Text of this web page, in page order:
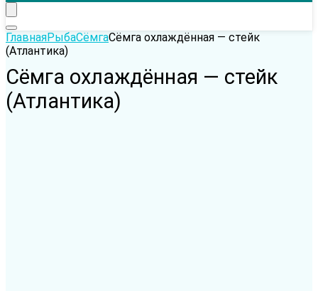
ГлавнаяРыбаСёмгаСёмга охлаждённая — стейк
(Атлантика)
Сёмга охлаждённая — стейк
(Атлантика)